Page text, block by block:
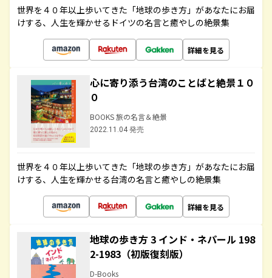
世界を４０年以上歩いてきた「地球の歩き方」があなたにお届
けする、人生を輝かせるドイツの名言と癒やしの絶景集
詳細を見る
心に寄り添う台湾のことばと絶景１０
０
BOOKS 旅の名言＆絶景
2022.11.04 発売
世界を４０年以上歩いてきた「地球の歩き方」があなたにお届
けする、人生を輝かせる台湾の名言と癒やしの絶景集
詳細を見る
地球の歩き方 3 インド・ネパール 198
2-1983（初版復刻版）
D-Books